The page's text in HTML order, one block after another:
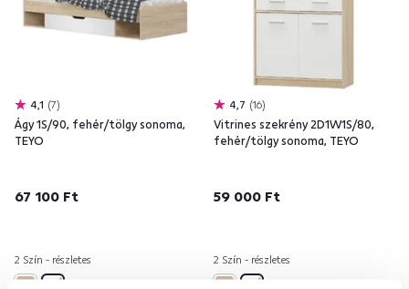
4,1 7
Ágy 1S/90, fehér/tölgy sonoma,
TEYO
67 100 Ft
2 Szín - részletes
4,7 16
Vitrines szekrény 2D1W1S/80,
fehér/tölgy sonoma, TEYO
59 000 Ft
2 Szín - részletes